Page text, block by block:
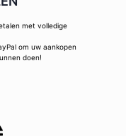
met volledige
om uw aankopen
doen!